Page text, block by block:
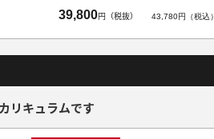
39,800円（税抜） 43,780円（税込）
リキュラムです